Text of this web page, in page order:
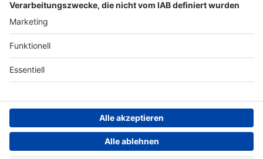
Geschäftsbedingungen
ANTENNE BAYERN GROUP
Datenschutzerklärung
Cookie- und Drittanbieter-
einstellungen
Persönliche Datenkontrolle